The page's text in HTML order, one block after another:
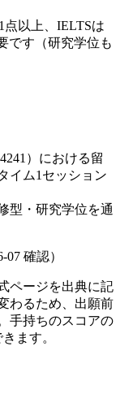
点以上、IELTSは
です（研究学位も
）における留
イム1セッション
型・研究学位を通
07 確認）
ページを出典に記
わるため、出願前
手持ちのスコアの
ます。